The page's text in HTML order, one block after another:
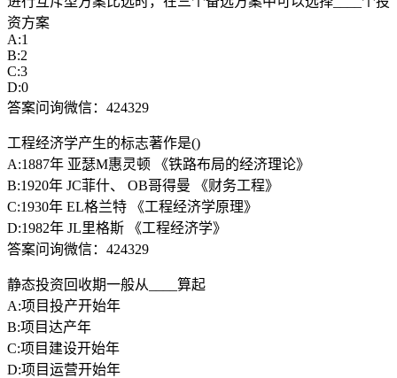
资方案
A:1
B:2
C:3
D:0
答案问询微信：424329
工程经济学产生的标志著作是()
A:1887年 亚瑟M惠灵顿 《铁路布局的经济理论》
B:1920年 JC菲什、 OB哥得曼 《财务工程》
C:1930年 EL格兰特 《工程经济学原理》
D:1982年 JL里格斯 《工程经济学》
答案问询微信：424329
静态投资回收期一般从____算起
A:项目投产开始年
B:项目达产年
C:项目建设开始年
D:项目运营开始年